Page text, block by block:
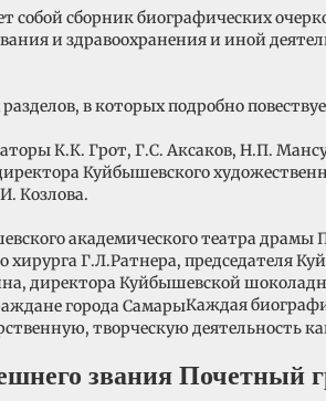
собой сборник биографических
и здравоохранения и иной
разделов, в которых подробно
К.К. Грот, Г.С. Аксаков, Н.П.
Куйбышевского
Козлова.
академического театра
Г.Л.Ратнера, председателя
директора Куйбышевской
Каждая
творческую деятельность
звания Почетный